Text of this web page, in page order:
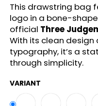
This drawstring bag
logo in a bone-
official Three
With its clean
typography, it’s a
through simplicity.
VARIANT
m
e
n
d